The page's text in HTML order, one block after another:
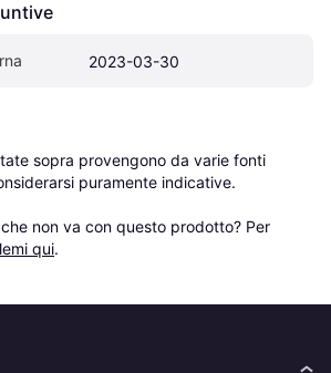
2023-03-30
sopra provengono da varie fonti
puramente indicative.
non va con questo prodotto? Per
qui.